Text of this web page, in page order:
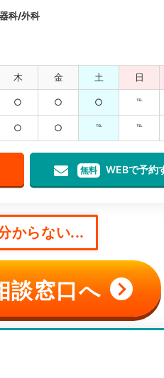
科/外科
木 金 土 日
○ ○ ○ ℡
○ ○ ℡ ℡
無料 WEBで予約
からない...
談窓口へ